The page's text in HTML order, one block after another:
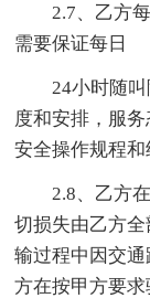
2.7、乙方每
需要保证每日
24小时随叫
度和安排，服
安全操作规程和
2.8、乙方在
切损失由乙方
输过程中因交
方在按甲方要